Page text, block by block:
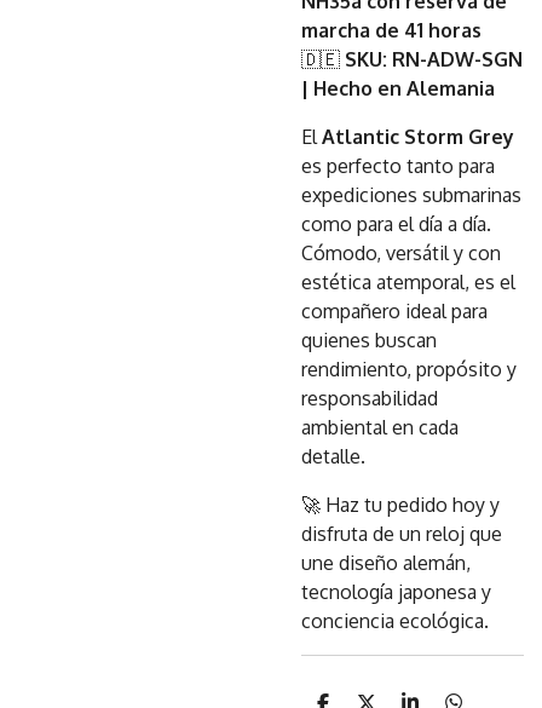
marcha de 41 horas
🇩🇪 SKU: RN-ADW-SGN
| Hecho en Alemania
ElAtlantic Storm Grey
es perfecto tanto para
expediciones submarinas
como para el día a día.
Cómodo, versátil y con
estética atemporal, es el
compañero ideal para
quienes buscan
rendimiento, propósito y
responsabilidad
ambiental en cada
detalle.
🚀 Haz tu pedido hoy y
disfruta de un reloj que
une diseño alemán,
tecnología japonesa y
conciencia ecológica.